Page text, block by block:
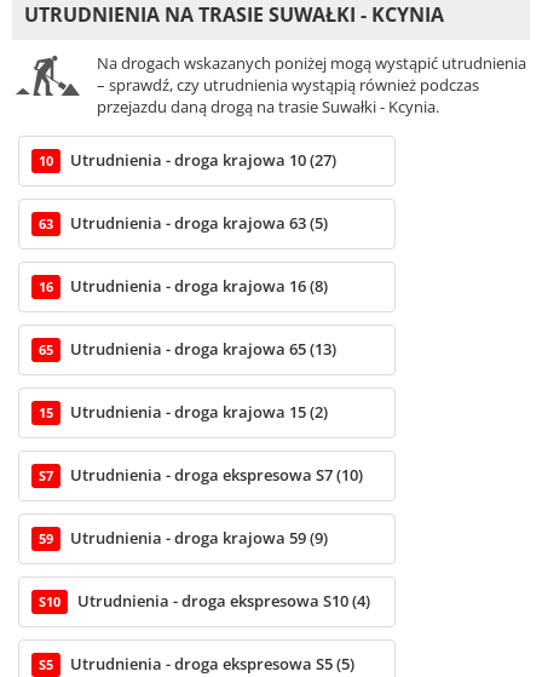
UTRUDNIENIA NA TRASIE SUWAŁKI - KCYNIA
Na drogach wskazanych poniżej mogą wystąpić utrudnienia
– sprawdź, czy utrudnienia wystąpią również podczas
przejazdu daną drogą na trasie Suwałki - Kcynia.
10 Utrudnienia - droga krajowa 10 (27)
63 Utrudnienia - droga krajowa 63 (5)
16 Utrudnienia - droga krajowa 16 (8)
65 Utrudnienia - droga krajowa 65 (13)
15 Utrudnienia - droga krajowa 15 (2)
S7 Utrudnienia - droga ekspresowa S7 (10)
59 Utrudnienia - droga krajowa 59 (9)
S10 Utrudnienia - droga ekspresowa S10 (4)
S5 Utrudnienia - droga ekspresowa S5 (5)